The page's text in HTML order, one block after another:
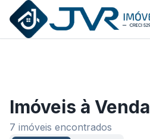
JVR Imóveis
Imóveis à Venda
7 imóveis encontrados